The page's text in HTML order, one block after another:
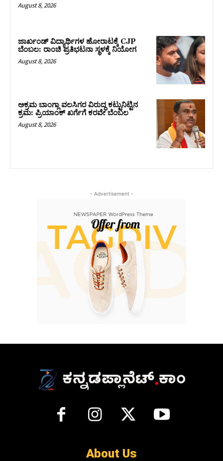
August 8, 2026
ಜಾರ್ಖಂಡ್‌ ವಿದ್ಯಾರ್ಥಿಗಳ ಹೋರಾಟಕ್ಕೆ CJP
ಬೆಂಬಲ: ರಾಂಚಿ ಪ್ರತಿಭಟನಾ ಸ್ಥಳಕ್ಕೆ ನಿಯೋಗ
August 8, 2026
ಅಕ್ರಮ ಬಾಂಗ್ಲಾ ವಲಸಿಗರ ವಿರುದ್ಧ ಕಟ್ಟುನಿಟ್ಟಿನ
ಕ್ರಮ: ಪ್ರಿಯಾಂಕ್ ಖರ್ಗೆಗೆ ಕರವೇ ಬೆಂಬಲ
August 8, 2026
- Advertisement -
About Us